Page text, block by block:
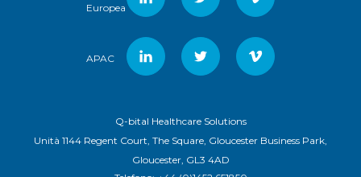
Europea
APAC
Q-bital Healthcare Solutions
Unità 1144 Regent Court, The Square, Gloucester Business Park,
Gloucester, GL3 4AD